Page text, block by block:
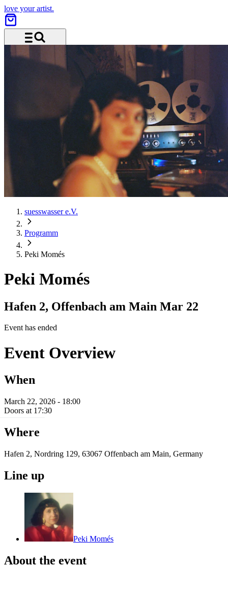
love your artist.
Menu and search
suesswasser e.V.
Programm
Peki Momés
Peki Momés
Hafen 2, Offenbach am Main Mar 22
Event has ended
Event Overview
When
March 22, 2026 - 18:00
Doors at 17:30
Where
Hafen 2, Nordring 129, 63067 Offenbach am Main, Germany
Line up
Peki Momés
About the event